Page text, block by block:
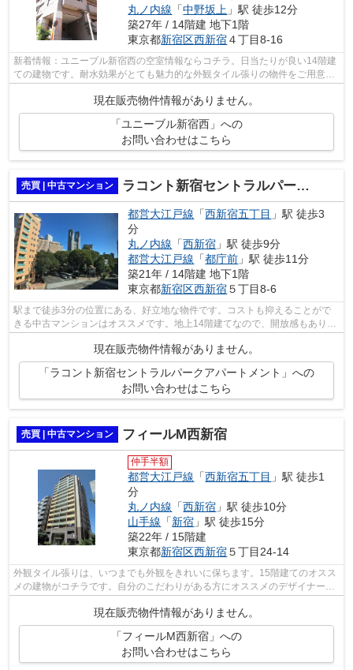
丸ノ内線 「中野坂上 」駅 徒歩12分
築27年 / 14階建 地下1階
東京都新宿区西新宿４丁目8-16
新着情報：ユニーブル新宿西の空室情報ならコチラ。日当たりが良い14階建
ての建物です。耐水効果がとても魅力的な外観タイル張りの物件をご用意し
現在販売物件情報がありません。
「ユニーブル新宿西」への
お問い合わせはこちら
売買 | 中古マンション ラコント新宿セントラルパークアパートメント
都営大江戸線 「西新宿五丁目 」駅 徒歩3
分
丸ノ内線 「西新宿 」駅 徒歩9分
都営大江戸線 「都庁前 」駅 徒歩11分
築21年 / 14階建 地下1階
東京都新宿区西新宿５丁目8-6
駅まで徒歩3分の位置にある、好立地な物件です。コストも抑えることがで
きる中古マンションはオススメです。地上14階建てなので、開放感もありま
す。風雨の侵入を防ぎ骨組みを守る外観...
現在販売物件情報がありません。
「ラコント新宿セントラルパークアパートメント」への
お問い合わせはこちら
売買 | 中古マンション フィールM西新宿
仲手半額
都営大江戸線 「西新宿五丁目 」駅 徒歩1
分
丸ノ内線 「西新宿 」駅 徒歩10分
山手線 「新宿 」駅 徒歩15分
築22年 / 15階建
東京都新宿区西新宿５丁目24-14
外観タイル張りは、いつまでも外観をきれいに保ちます。15階建てのオスス
メの建物がコチラです。自分のこだわりがある方にオススメのデザイナーズ
現在販売物件情報がありません。
「フィールM西新宿」への
お問い合わせはこちら